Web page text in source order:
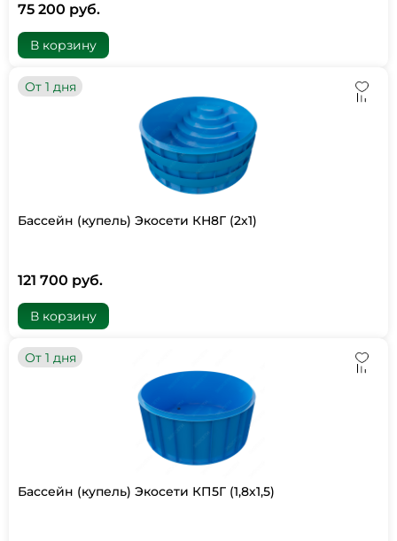
75 200 руб.
В корзину
От 1 дня
Бассейн (купель) Экосети КН8Г (2х1)
121 700 руб.
В корзину
От 1 дня
Бассейн (купель) Экосети КП5Г (1,8х1,5)